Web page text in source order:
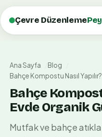
Çevre Düzenleme
Ana Sayfa
Blog
Bahçe Kompostu Nasıl
Bahçe
Evde Organik
Mutfak ve bahçe